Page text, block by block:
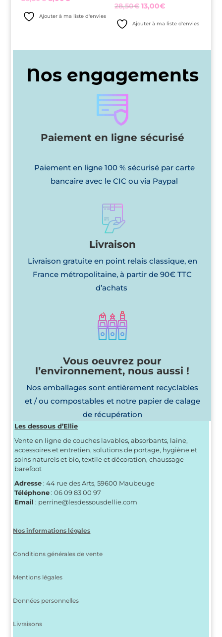
28,50€.8,00€.
Ajouter à ma liste d'envies
5.00
sur 5
28,50€ Le
13,00€Le
Ajouter à ma liste d'envies
Nos engagements
Paiement en ligne sécurisé
Paiement en ligne 100 % sécurisé par carte
bancaire avec le CIC ou via Paypal
Livraison
Livraison gratuite en point relais classique, en
France métropolitaine, à partir de 90€ TTC
d’achats
Vous oeuvrez pour
l’environnement, nous aussi !
Nos emballages sont entièrement recyclables
et / ou compostables et notre papier de calage
de récupération
Les dessous d’Ellie
Vente en ligne de couches lavables, absorbants, laine,
accessoires et entretien, solutions de portage, hygiène et
soins naturels et bio, textile et décoration, chaussage
barefoot
Adresse: 44 rue des Arts, 59600 Maubeuge
Téléphone: 06 09 83 00 97
Email : perrine@lesdessousdellie.com
Nos informations légales
Conditions générales de vente
Mentions légales
Données personnelles
Livraisons